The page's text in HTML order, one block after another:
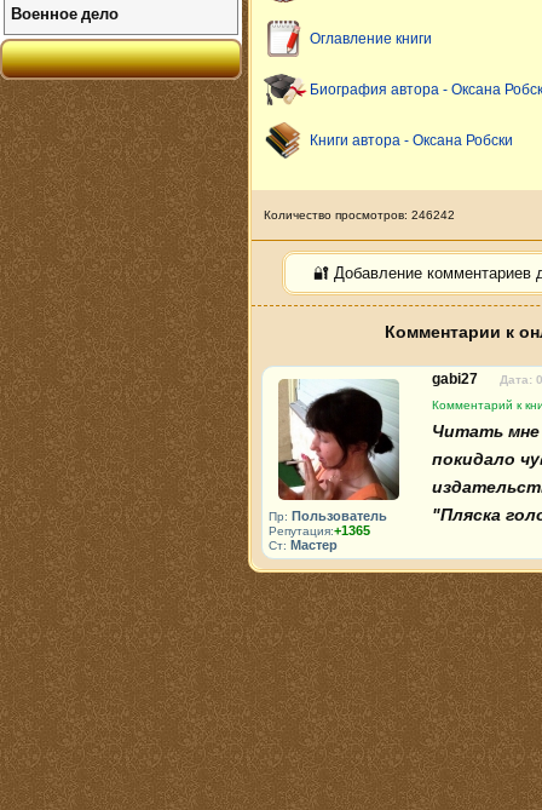
Оглавление книги
Биография автора - Оксана
Книги автора - Оксана Робски
Количество просмотров: 246242
🔐 Добавление комментариев
Комментарии к
Пр: Пользователь
Репутация:+1365
Ст: Мастер
gabi27
Дата:
Комментарий к
Читать мне
покидало
"Пляска
Военное дело